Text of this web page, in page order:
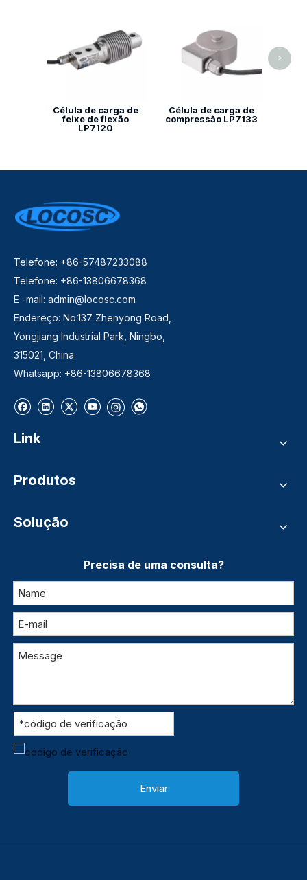
Célula de carga de
feixe de flexão
LP7120
Célula de carga de
compressão LP7133
>
Telefone: +86-57487233088
Telefone: +86-13806678368
E -mail: admin@locosc.com
Endereço: No.137 Zhenyong Road,
Yongjiang Industrial Park, Ningbo,
315021, China
Whatsapp: +86-13806678368
Link
Produtos
Solução
Precisa de uma consulta?
Enviar